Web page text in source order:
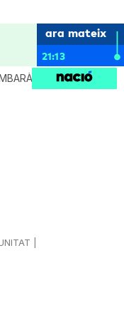
ara mateix
21:13
CRIANÇA